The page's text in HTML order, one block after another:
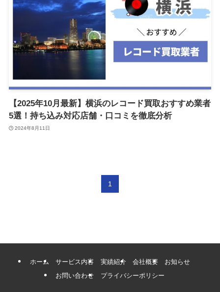
【2025年10月最新】横浜のレコード買取おすすめ業者
5選！持ち込み対応店舗・口コミを徹底分析
2024年8月11日
1
ホーム サービス内容 実績紹介 会社概要
お知らせ
お問い合わせ
プライバシーポリシー